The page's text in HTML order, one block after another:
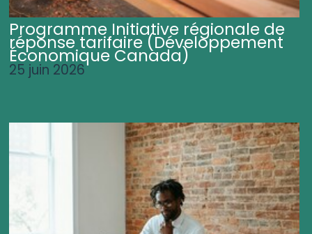
Programme Initiative régionale de
réponse tarifaire (Développement
Économique Canada)
25 juin 2026